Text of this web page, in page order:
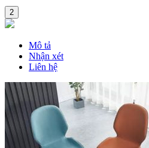
2
Mô tả
Nhận xét
Liên hệ